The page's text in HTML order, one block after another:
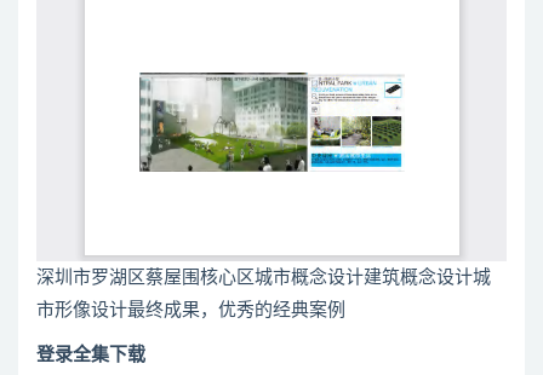
深圳市罗湖区蔡屋围核心区城市概念设计建筑概念设计城
市形像设计最终成果，优秀的经典案例
登录全集下载